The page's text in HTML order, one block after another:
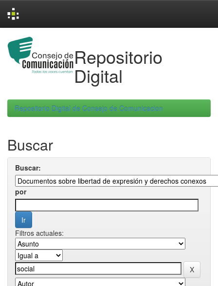
navigation
Repositorio
Digital
Repositorio Digital de Consejo de Comunicacion
Buscar
Buscar:
por
Filtros actuales: